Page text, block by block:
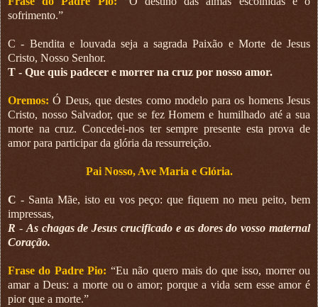
sofrimento.”
C - Bendita e louvada seja a sagrada Paixão e Morte de Jesus
Cristo, Nosso Senhor.
T - Que quis padecer e morrer na cruz por nosso amor.
Oremos: Ó Deus, que destes como modelo para os homens Jesus
Cristo, nosso Salvador, que se fez Homem e humilhado até a sua
morte na cruz. Concedei-nos ter sempre presente esta prova de
amor para participar da glória da ressurreição.
Pai Nosso, Ave Maria e Glória.
C - Santa Mãe, isto eu vos peço: que fiquem no meu peito, bem
impressas,
R - As chagas de Jesus crucificado e as dores do vosso maternal
Coração.
Frase do Padre Pio: “Eu não quero mais do que isso, morrer ou
amar a Deus: a morte ou o amor; porque a vida sem esse amor é
pior que a morte.”